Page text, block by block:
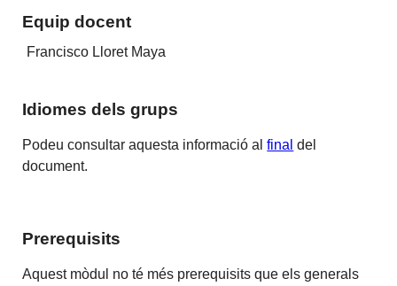
Equip docent
Francisco Lloret Maya
Idiomes dels grups
Podeu consultar aquesta informació alfinal del
document.
Prerequisits
Aquest mòdul no té més prerequisits que els generals